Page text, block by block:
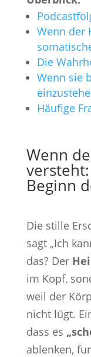
Wenn der
Die
Wenn sie
Häufige
Wenn
Beginn
Die stille
sagt „Ich
das? Der
im Kopf,
weil der
nicht lügt.
dass es
ablenken,